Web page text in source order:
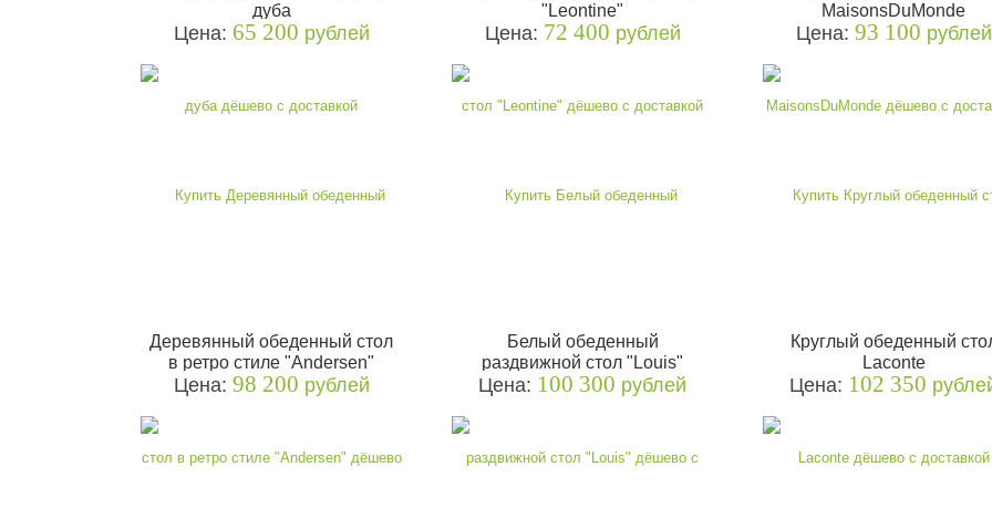
дуба
Цена: 65 200 рублей
"Leontine"
Цена: 72 400 рублей
MaisonsDuMonde
Цена: 93 100 рублей
Деревянный обеденный стол
в ретро стиле "Andersen"
Цена: 98 200 рублей
Белый обеденный
раздвижной стол "Louis"
Цена: 100 300 рублей
Круглый обеденный
Laconte
Цена: 102 350